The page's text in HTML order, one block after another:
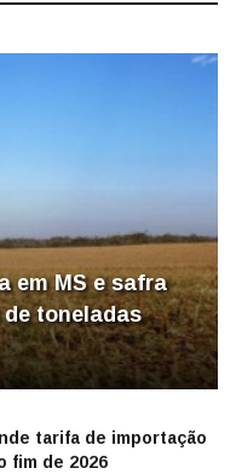
em MS e safra
de toneladas
tarifa de importação
fim de 2026